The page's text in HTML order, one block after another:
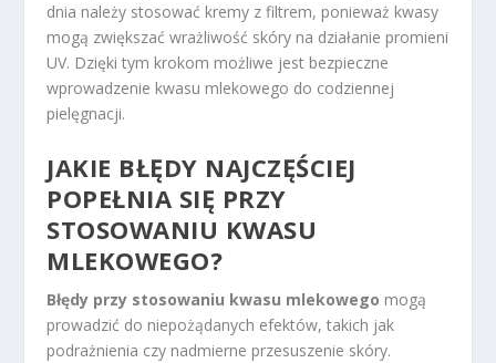
dnia należy stosować kremy z filtrem, ponieważ kwasy
mogą zwiększać wrażliwość skóry na działanie promieni
UV. Dzięki tym krokom możliwe jest bezpieczne
wprowadzenie kwasu mlekowego do codziennej
pielęgnacji.
JAKIE BŁĘDY NAJCZĘŚCIEJ
POPEŁNIA SIĘ PRZY
STOSOWANIU KWASU
MLEKOWEGO?
Błędy przy stosowaniu kwasu mlekowego mogą
prowadzić do niepożądanych efektów, takich jak
podrażnienia czy nadmierne przesuszenie skóry.